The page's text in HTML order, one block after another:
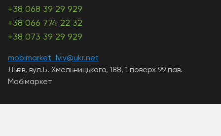
+38 068 39 29 929
+38 066 774 22 32
+38 073 39 29 929
mobimarket_lviv@ukr.net
Львів, вул.Б. Хмельницького, 188, 1 поверх 99 пав.
Мобімаркет